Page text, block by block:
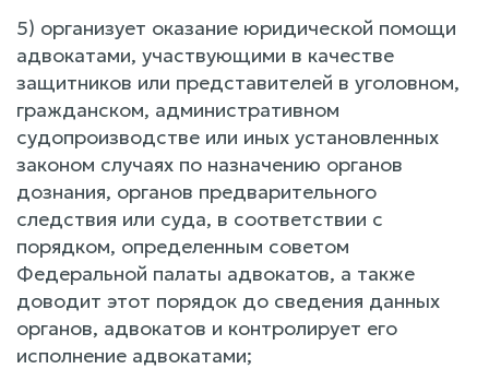
5) организует оказание юридической помощи
адвокатами, участвующими в качестве
защитников или представителей в уголовном,
гражданском, административном
судопроизводстве или иных установленных
законом случаях по назначению органов
дознания, органов предварительного
следствия или суда, в соответствии с
порядком, определенным советом
Федеральной палаты адвокатов, а также
доводит этот порядок до сведения данных
органов, адвокатов и контролирует его
исполнение адвокатами;